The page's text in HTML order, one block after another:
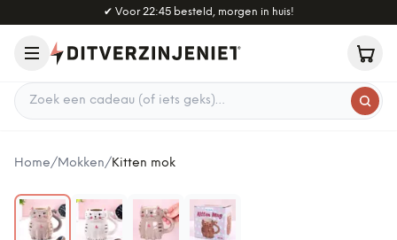
Naar hoofdinhoud
✔ Voor 22:45 besteld, morgen in huis!
Zoek een cadeau
Home/Mokken/Kitten mok